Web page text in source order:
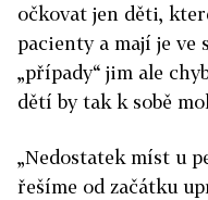
očkovat jen děti,
pacienty a mají je ve
„případy“ jim ale
dětí by tak k sobě
„Nedostatek míst u
řešíme od začátku